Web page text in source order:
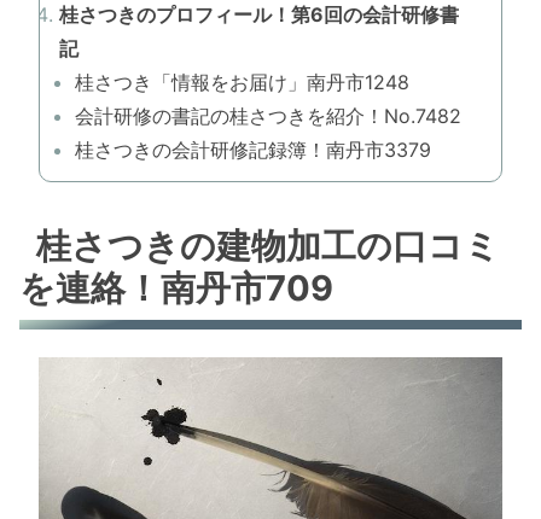
桂さつきのプロフィール！第6回の会計研修書
記
桂さつき「情報をお届け」南丹市1248
会計研修の書記の桂さつきを紹介！No.7482
桂さつきの会計研修記録簿！南丹市3379
桂さつきの建物加工の口コミ
を連絡！南丹市709